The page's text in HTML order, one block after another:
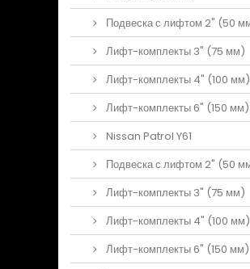
Подвеска с лифтом 2" (50
Лифт-комплекты 3" (75 мм)
Лифт-комплекты 4" (100 мм)
Лифт-комплекты 6" (150 мм)
Nissan Patrol Y61
Подвеска с лифтом 2" (50
Лифт-комплекты 3" (75 мм)
Лифт-комплекты 4" (100 мм)
Лифт-комплекты 6" (150 мм)